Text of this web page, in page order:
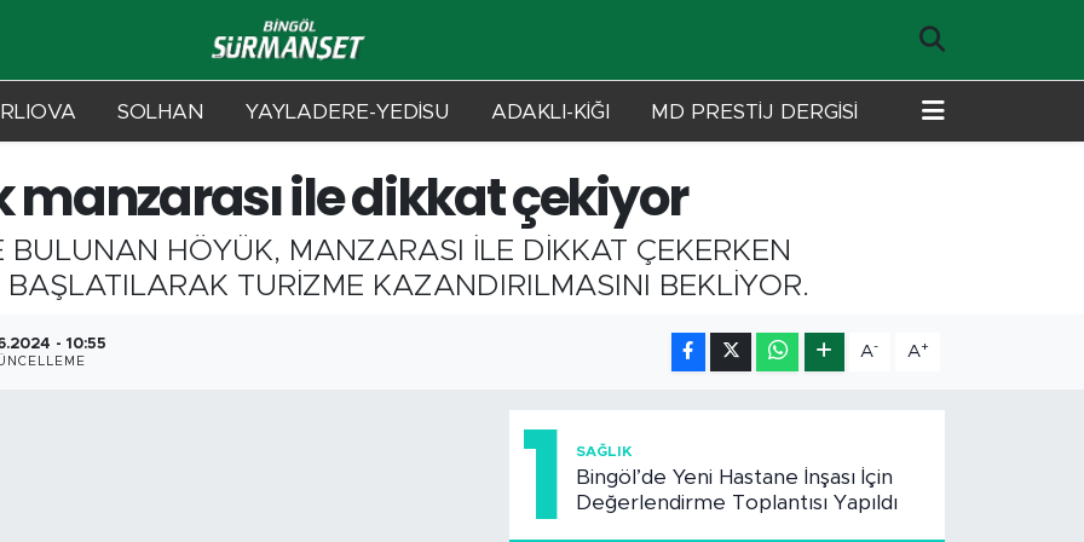
SOLHAN YAYLADERE-YEDİSU ADAKLI-KİĞI MD PRESTİJ DERGİSİ
manzarası ile dikkat çekiyor
BULUNAN HÖYÜK, MANZARASI İLE DİKKAT ÇEKERKEN
TURİZME KAZANDIRILMASINI BEKLİYOR.
- 10:55 A- A+
1 SAĞLIK
Bingöl’de Yeni Hastane İnşası İçin
Değerlendirme Toplantısı Yapıldı